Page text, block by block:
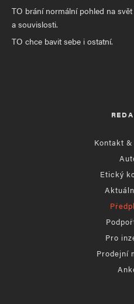
TO brání normální pohled na
a souvislosti.
TO chce bavit sebe i ostatní.
Kontakt
Etický
Pro
Prodejní